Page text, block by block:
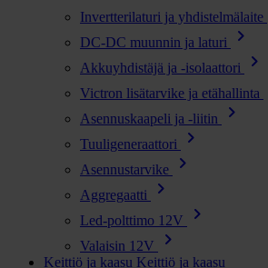
Invertterilaturi ja yhdistelmälaite
DC-DC muunnin ja laturi chevron_right
Akkuyhdistäjä ja -isolaattori chevron_right
Victron lisätarvike ja etähallinta
Asennuskaapeli ja -liitin chevron_right
Tuuligeneraattori chevron_right
Asennustarvike chevron_right
Aggregaatti chevron_right
Led-polttimo 12V chevron_right
Valaisin 12V chevron_right
Keittiö ja kaasu Keittiö ja kaasu